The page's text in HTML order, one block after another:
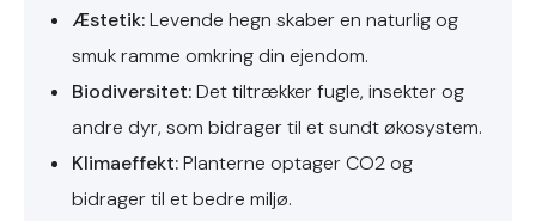
Æstetik:Levende hegn skaber en naturlig og
smuk ramme omkring din ejendom.
Biodiversitet:Det tiltrækker fugle, insekter og
andre dyr, som bidrager til et sundt økosystem.
Klimaeffekt:Planterne optager CO2 og
bidrager til et bedre miljø.